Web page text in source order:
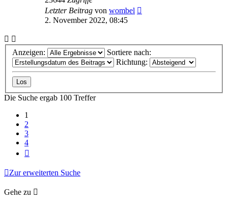
Letzter Beitrag von wombel
2. November 2022, 08:45
Anzeigen:
Sortiere nach:
Richtung:
Die Suche ergab 100 Treffer
1
2
3
4
Zur erweiterten Suche
Gehe zu